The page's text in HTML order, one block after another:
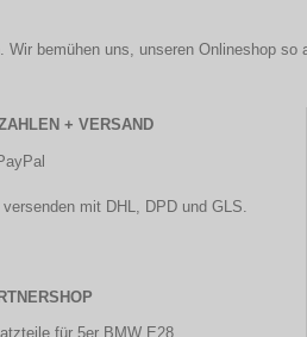
bemühen uns, unseren Onlineshop
+ VERSAND
versenden mit DHL, DPD und GLS.
für 5er BMW E28